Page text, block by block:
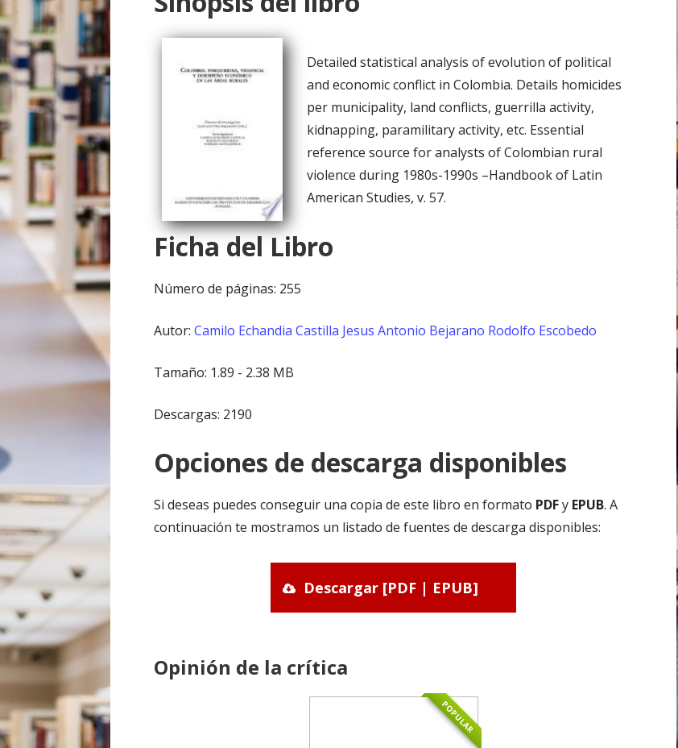
o
Detailed statistical analysis of evolution of political
and economic conflict in Colombia. Details homicides
per municipality, land conflicts, guerrilla activity,
kidnapping, paramilitary activity, etc. Essential
reference source for analysts of Colombian rural
violence during 1980s-1990s –Handbook of Latin
American Studies, v. 57.
Ficha del Libro
Número de páginas: 255
Autor:Camilo Echandia Castilla Jesus Antonio Bejarano Rodolfo Escobedo
Tamaño: 1.89 - 2.38 MB
Descargas: 2190
Opciones de descarga disponibles
Si deseas puedes conseguir una copia de este libro en formato PDFy EPUB. A
continuación te mostramos un listado de fuentes de descarga disponibles:
Descargar [PDF | EPUB]
Opinión de la crítica
POPULAR